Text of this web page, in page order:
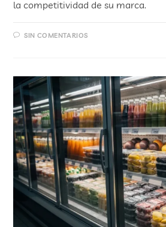
la competitividad de su marca.
SIN COMENTARIOS